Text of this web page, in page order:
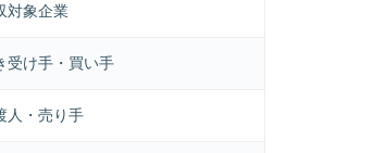
対象企業
受け手・買い手
人・売り手